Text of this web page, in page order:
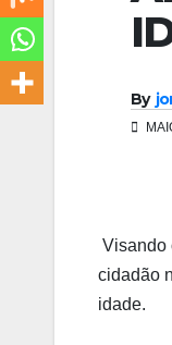
By
Visando
cidadão
idade.